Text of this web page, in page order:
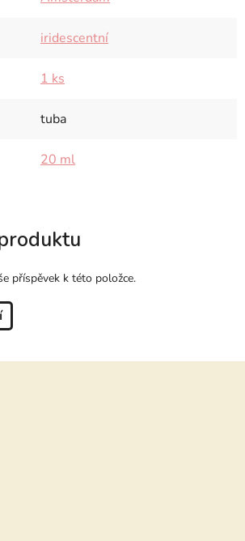
iridescentní
1 ks
tuba
20 ml
příspěvek k této položce.